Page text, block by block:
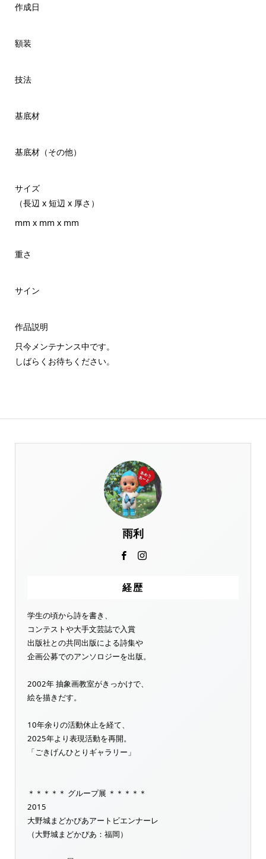
作成日
額装
技法
基底材
基底材（その他）
サイズ
（長辺 x 短辺 x 厚さ）
mm x mm x mm
重さ
サイン
作品説明
只今メンテナンス中です。
しばらくお待ちください。
雨利
経歴
学生の頃から詩を書き、
コンテストや大手文芸誌で入賞
出版社との共同出版による詩集や
企画公募でのアンソロジーを出版。
2002年 抽象画教室がきっかけで、
絵を描きだす。
10年余りの活動休止を経て、
2025年より表現活動を再開。
「ごきげんひとりギャラリー」
＊＊＊＊＊ グループ展 ＊＊＊＊＊
2015
大野城まどかぴあアートビエンナーレ
（大野城まどかぴあ：福岡）